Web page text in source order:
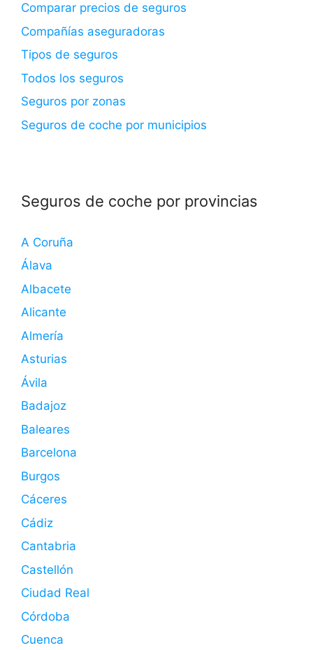
Comparar precios de seguros
Compañías aseguradoras
Tipos de seguros
Todos los seguros
Seguros por zonas
Seguros de coche por municipios
Seguros de coche por provincias
A Coruña
Álava
Albacete
Alicante
Almería
Asturias
Ávila
Badajoz
Baleares
Barcelona
Burgos
Cáceres
Cádiz
Cantabria
Castellón
Ciudad Real
Córdoba
Cuenca